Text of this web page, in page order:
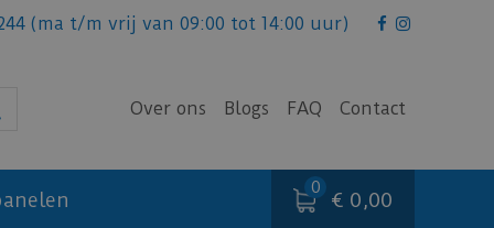
(ma t/m vrij van 09:00 tot 14:00 uur)
Over ons Blogs FAQ Contact
€ 0,00